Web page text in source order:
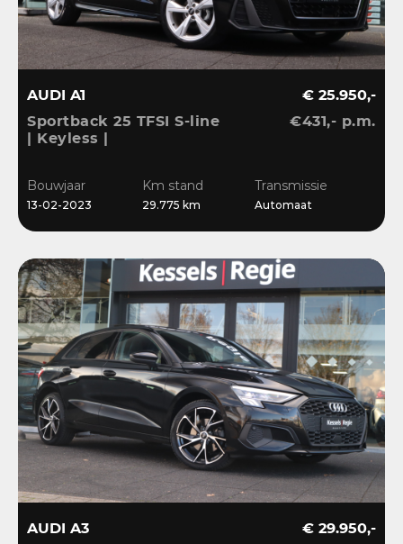
AUDI A1
Sportback 25 TFSI S-line
| Keyless |
| Navi
€ 25.950,-
€431,- p.m.
Bouwjaar
13-02-2023
Km stand
29.775 km
Transmissie
Automaat
AUDI A3
€ 29.950,-